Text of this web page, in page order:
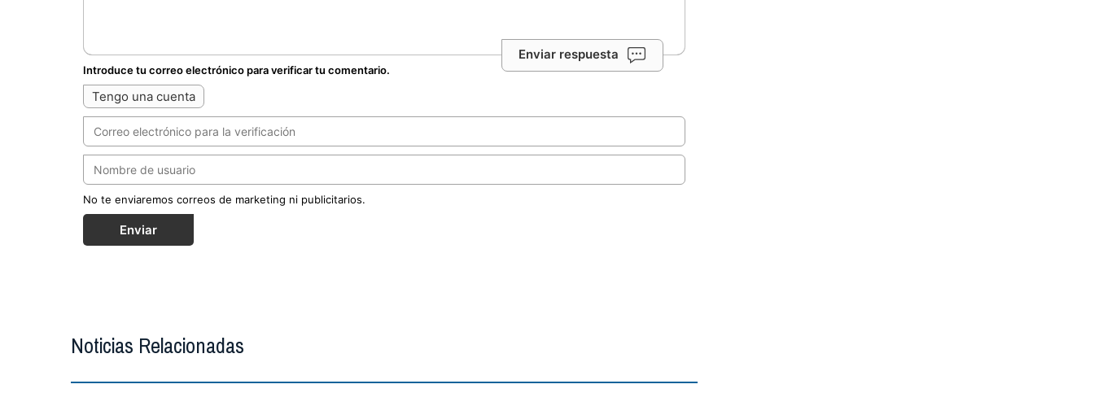
Enviar respuesta
Introduce tu correo electrónico para verificar tu comentario.
Tengo una cuenta
No te enviaremos correos de marketing ni publicitarios.
Enviar
Noticias Relacionadas